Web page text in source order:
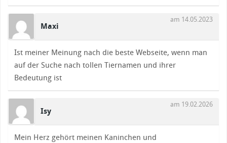
Maxi
am 14.05.2023
Ist meiner Meinung nach die beste Webseite, wenn man
auf der Suche nach tollen Tiernamen und ihrer
Bedeutung ist
Isy
am 19.02.2026
Mein Herz gehört meinen Kaninchen und